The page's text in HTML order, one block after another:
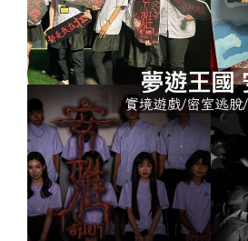
｜
夢
遊
王
旗
艦
店，
全
新
極